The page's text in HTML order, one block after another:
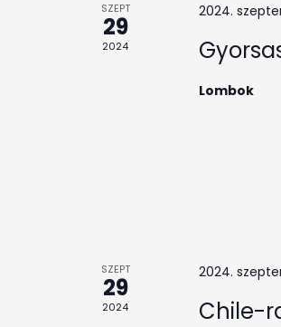
SZEPT
29
2024
2024.
Lombok
SZEPT
29
2024
2024.
Chile-